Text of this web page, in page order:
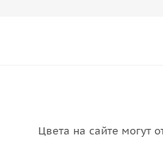
Цвета на сайте могут